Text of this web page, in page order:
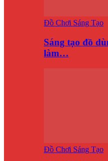
Đồ Chơi Sáng Tạo
Sáng tạo đồ
làm…
Đồ Chơi Sáng Tạo